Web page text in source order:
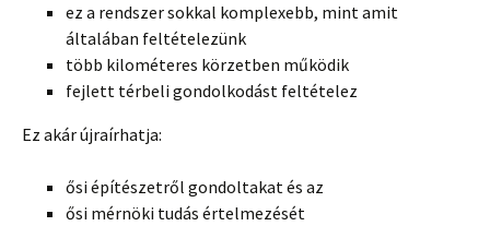
ez a rendszer sokkal komplexebb, mint amit
általában feltételezünk
több kilométeres körzetben működik
fejlett térbeli gondolkodást feltételez
Ez akár újraírhatja:
ősi építészetről gondoltakat és az
ősi mérnöki tudás értelmezését